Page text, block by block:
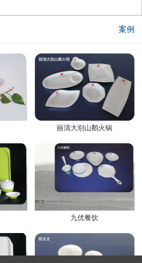
案例
丽清大别山鹅火锅
九优餐饮